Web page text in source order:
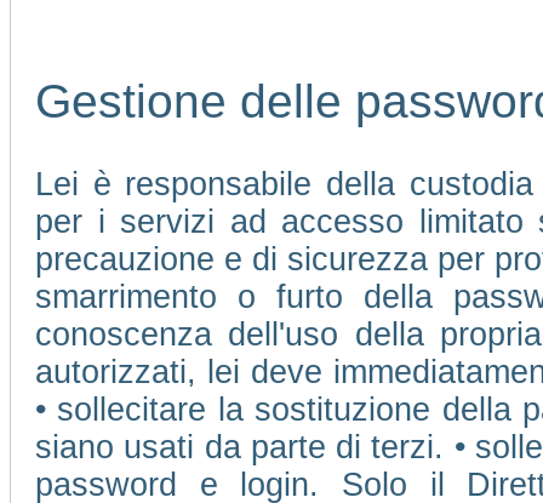
Gestione delle
Lei è responsabile della
per i servizi ad accesso
precauzione e di sicurezza per
smarrimento o furto della
conoscenza dell'uso della
autorizzati, lei deve
• sollecitare la sostituzione della
siano usati da parte di terzi. •
password e login. Solo il